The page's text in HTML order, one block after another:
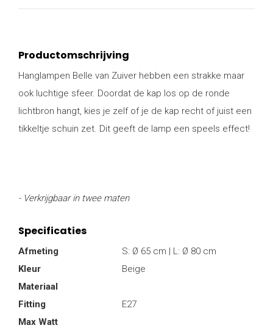
Productomschrijving
Hanglampen Belle van Zuiver hebben een strakke maar
ook luchtige sfeer. Doordat de kap los op de ronde
lichtbron hangt, kies je zelf of je de kap recht of juist een
tikkeltje schuin zet. Dit geeft de lamp een speels effect!
- Verkrijgbaar in twee maten
Specificaties
Afmeting
S: Ø 65 cm | L: Ø 80 cm
Kleur
Beige
Materiaal
Fitting
E27
Max Watt